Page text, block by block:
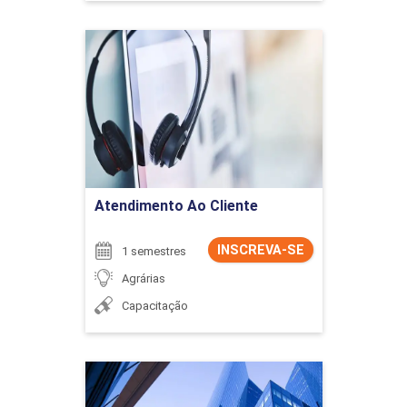
Atendimento Ao Cliente
INSCREVA-SE
1 semestres
Agrárias
Capacitação
Atendimento Ao Cliente
Detalhes do curso
Ir para Inscrição
Atitude Empreendedora